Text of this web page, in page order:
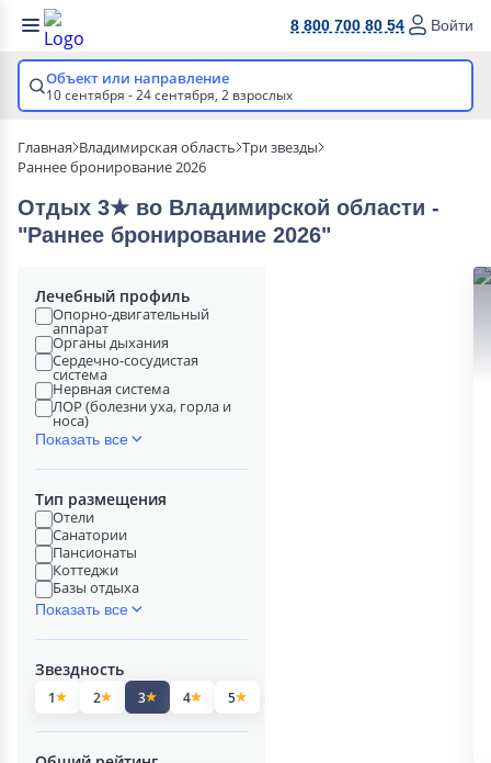
8 800 700 80 54 Войти
Объект или направление
10 сентября - 24 сентября, 2 взрослых
Главная Владимирская область Три звезды
Раннее бронирование 2026
Отдых 3★ во Владимирской области -
"Раннее бронирование 2026"
Лечебный профиль
Опорно-двигательный
аппарат
Органы дыхания
Сердечно-сосудистая
система
Нервная система
ЛОР (болезни уха, горла и
носа)
Показать все
Тип размещения
Отели
Санатории
Пансионаты
Коттеджи
Базы отдыха
Показать все
Звездность
1 2 3 4 5